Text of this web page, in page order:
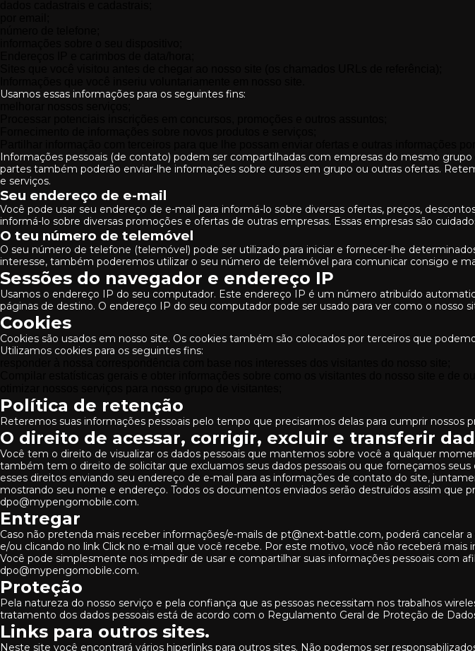
Usamos essas informações para os seguintes fins:
Informações pessoais (de contato) podem ser compartilhadas com empresas do mesmo
partes também poderão enviar-lhe informações sobre cursos em grupo ou outras ofertas.
e serviços.
Seu endereço de e-mail
Você pode usar seu endereço de e-mail para informá-lo sobre diversas ofertas, preços,
informá-lo sobre diversas promoções e ofertas de outras empresas. Essas empresas são
O teu número de telemóvel
O seu número de telefone (telemóvel) pode ser utilizado para iniciar e fornecer-lhe
interesse, também poderemos utilizar o seu número de telemóvel para comunicar consigo e
Sessões do navegador e endereço IP
Usamos o endereço IP do seu computador. Este endereço IP é um número atribuído
páginas de destino. O endereço IP do seu computador pode ser usado para ver como o nosso
Cookies
Cookies são usados ​​em nosso site. Os cookies também são colocados por terceiros que
Utilizamos cookies para os seguintes fins:
Política de retenção
Reteremos suas informações pessoais pelo tempo que precisarmos delas para cumprir nossos
O direito de acessar, corrigir, excluir e transferir
Você tem o direito de visualizar os dados pessoais que mantemos sobre você a qualquer
também tem o direito de solicitar que excluamos seus dados pessoais ou que forneçamos
esses direitos enviando seu endereço de e-mail para as informações de contato do site,
mostrando seu nome e endereço. Todos os documentos enviados serão destruídos assim que
dpo@mypengomobile.com.
Entregar
Caso não pretenda mais receber informações/e-mails de pt@next-battle.com, poderá
e/ou clicando no link Click no e-mail que você recebe. Por este motivo, você não receberá mais
Você pode simplesmente nos impedir de usar e compartilhar suas informações pessoais com
dpo@mypengomobile.com.
Proteção
Pela natureza do nosso serviço e pela confiança que as pessoas necessitam nos trabalhos
tratamento dos dados pessoais está de acordo com o Regulamento Geral de Proteção de
Links para outros sites.
Neste site você encontrará vários hiperlinks para outros sites. Não podemos ser